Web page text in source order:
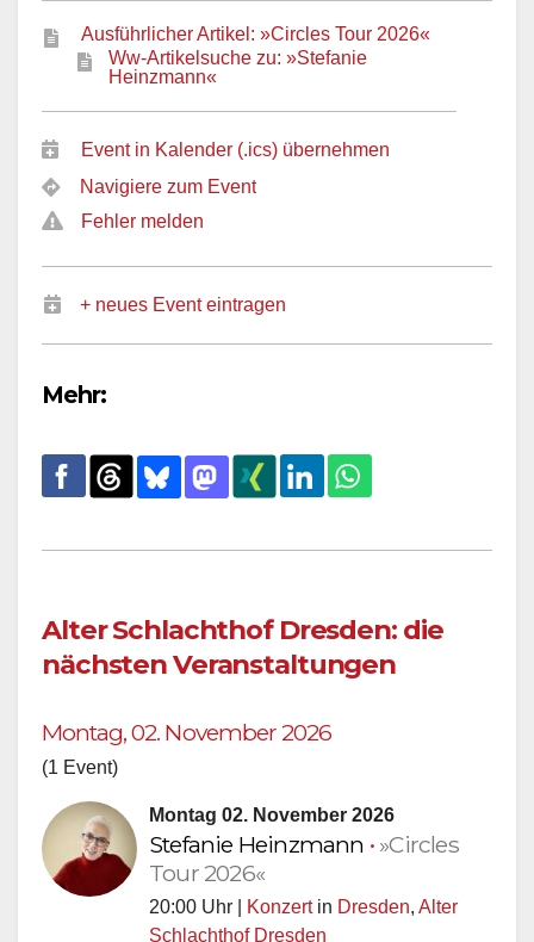
Ausführlicher Artikel: »Circles Tour 2026«
Ww-Artikelsuche zu: »Stefanie
Heinzmann«
Event in Kalender (.ics) übernehmen
Navigiere zum Event
Fehler melden
+ neues Event eintragen
Mehr:
Alter Schlachthof Dresden: die
nächsten Veranstaltungen
Montag, 02. November 2026
(1 Event)
Montag 02. November 2026
Stefanie Heinzmann • »Circles
Tour 2026«
20:00 Uhr | Konzertin Dresden, Alter
Schlachthof Dresden